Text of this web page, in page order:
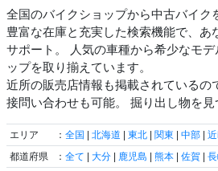
全国のバイクショップから中古バイク
豊富な在庫と充実した検索機能で、あ
サポート。 人気の車種から希少なモ
ップを取り揃えています。
近所の販売店情報も掲載されているの
接問い合わせも可能。 掘り出し物を見
エリア ： 全国 | 北海道 | 東北 | 関東 | 中部 |
都道府県
： 全て | 大分 | 鹿児島 | 熊本 | 佐賀 |